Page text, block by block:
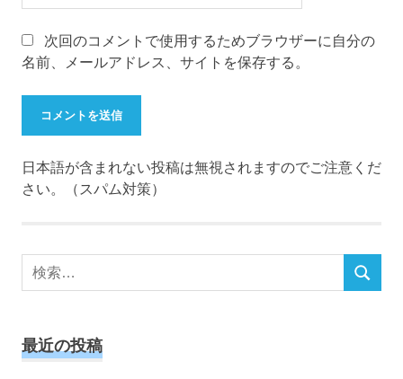
次回のコメントで使用するためブラウザーに自分の
名前、メールアドレス、サイトを保存する。
日本語が含まれない投稿は無視されますのでご注意くだ
さい。（スパム対策）
検
検
最近の投稿